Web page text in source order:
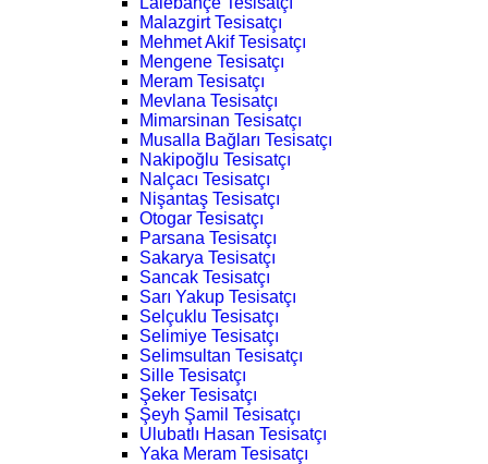
Malazgirt Tesisatçı
Mehmet Akif Tesisatçı
Mengene Tesisatçı
Meram Tesisatçı
Mevlana Tesisatçı
Mimarsinan Tesisatçı
Musalla Bağları Tesisatçı
Nakipoğlu Tesisatçı
Nalçacı Tesisatçı
Nişantaş Tesisatçı
Otogar Tesisatçı
Parsana Tesisatçı
Sakarya Tesisatçı
Sancak Tesisatçı
Sarı Yakup Tesisatçı
Selçuklu Tesisatçı
Selimiye Tesisatçı
Selimsultan Tesisatçı
Sille Tesisatçı
Şeker Tesisatçı
Şeyh Şamil Tesisatçı
Ulubatlı Hasan Tesisatçı
Yaka Meram Tesisatçı